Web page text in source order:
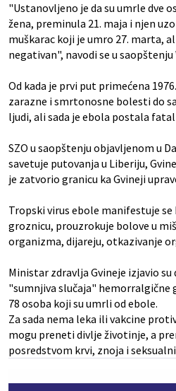
"Ustanovljeno je da su umrle dve
žena, preminula 21. maja i njen
muškarac koji je umro 27. marta,
negativan", navodi se u saopštenju
Od kada je prvi put primećena
zarazne i smrtonosne bolesti do
ljudi, ali sada je ebola postala
SZO u saopštenju objavljenom u
savetuje putovanja u Liberiju,
je zatvorio granicu ka Gvineji
Tropski virus ebole manifestuje
groznicu, prouzrokuje bolove u
organizma, dijareju, otkazivanje
Ministar zdravlja Gvineje izjavio su
"sumnjiva slučaja" hemorralgične
78 osoba koji su umrli od ebole.
Za sada nema leka ili vakcine
mogu preneti divlje životinje, a
posredstvom krvi, znoja i